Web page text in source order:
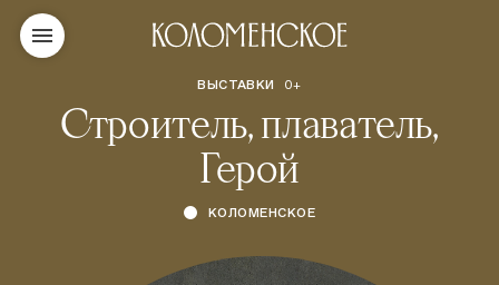
ВЫСТАВКИ 0+
Строитель, плаватель,
Герой
КОЛОМЕНСКОЕ